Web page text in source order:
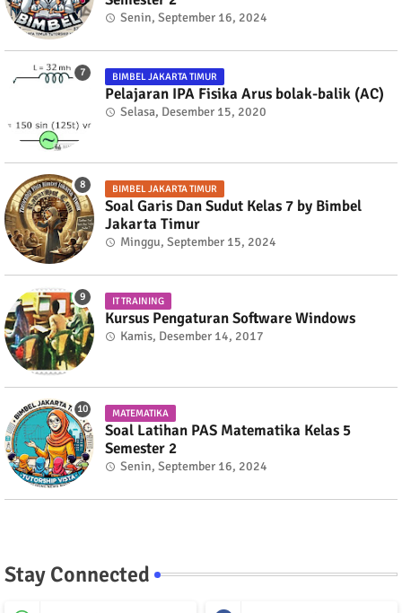
Senin, September 16, 2024
BIMBEL JAKARTA TIMUR
Pelajaran IPA Fisika Arus bolak-balik (AC)
Selasa, Desember 15, 2020
BIMBEL JAKARTA TIMUR
Soal Garis Dan Sudut Kelas 7 by Bimbel
Jakarta Timur
Minggu, September 15, 2024
IT TRAINING
Kursus Pengaturan Software Windows
Kamis, Desember 14, 2017
MATEMATIKA
Soal Latihan PAS Matematika Kelas 5
Semester 2
Senin, September 16, 2024
Stay Connected